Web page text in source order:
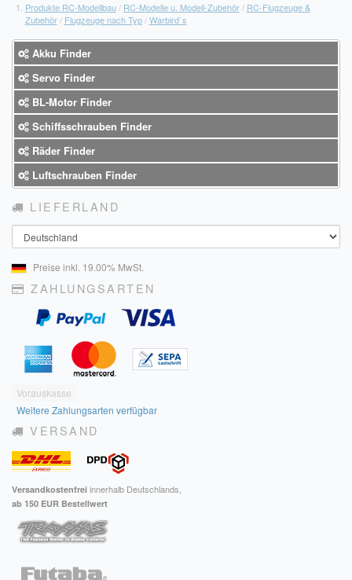
Produkte RC-Modellbau/ RC-Modelle u. Modell-Zubehör/ RC-Flugzeuge &
Zubehör/ Flugzeuge nach Typ/Warbird`s
Akku Finder
Servo Finder
BL-Motor Finder
Schiffsschrauben Finder
Räder Finder
Luftschrauben Finder
LIEFERLAND
Land
Preise inkl. 19.00% MwSt.
ZAHLUNGSARTEN
Vorauskasse
Weitere Zahlungsarten verfügbar
VERSAND
Versandkostenfrei innerhalb Deutschlands,
ab 150 EUR Bestellwert